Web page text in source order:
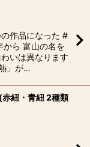
作品になった #
から 富山の名を
いは異なります
」が…
紐・青紐 2種類